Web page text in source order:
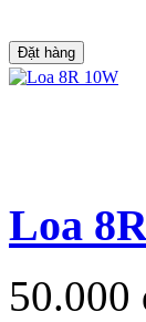
Đặt hàng
Loa
50.000